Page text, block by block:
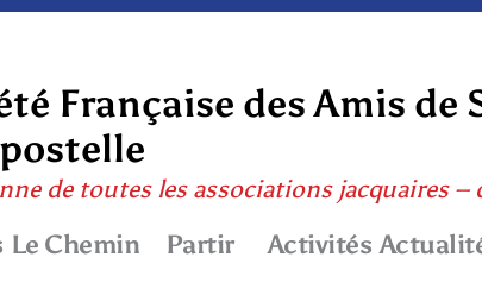
Française des Amis de
de toutes les associations jacquaires –
Le Chemin Partir Activités